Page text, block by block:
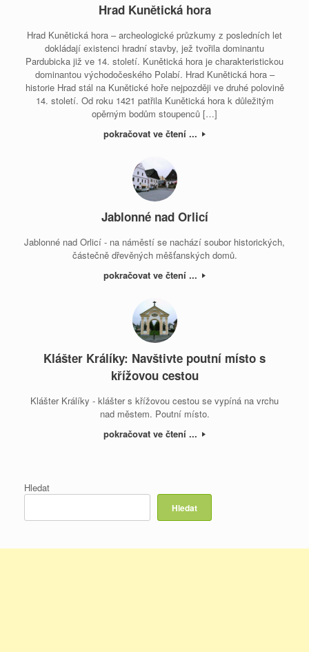
Hrad Kunětická hora
Hrad Kunětická hora – archeologické průzkumy z posledních let
dokládají existenci hradní stavby, jež tvořila dominantu
Pardubicka již ve 14. století. Kunětická hora je charakteristickou
dominantou východočeského Polabí. Hrad Kunětická hora –
historie Hrad stál na Kunětické hoře nejpozději ve druhé polovině
14. století. Od roku 1421 patřila Kunětická hora k důležitým
opěrným bodům stoupenců […]
pokračovat ve čtení ...
Jablonné nad Orlicí
Jablonné nad Orlicí - na náměstí se nachází soubor historických,
částečně dřevěných měšťanských domů.
pokračovat ve čtení ...
Klášter Králíky: Navštivte poutní místo s
křížovou cestou
Klášter Králíky - klášter s křížovou cestou se vypíná na vrchu
nad městem. Poutní místo.
pokračovat ve čtení ...
Hledat
Hledat